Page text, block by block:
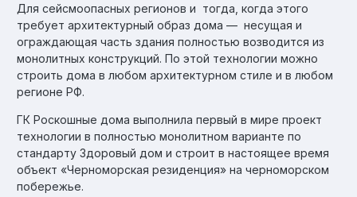
Для сейсмоопасных регионов и тогда, когда этого
требует архитектурный образ дома — несущая и
ограждающая часть здания полностью возводится из
монолитных конструкций. По этой технологии можно
строить дома в любом архитектурном стиле и в любом
регионе РФ.
ГК Роскошные дома выполнила первый в мире проект
технологии в полностью монолитном варианте по
стандарту Здоровый дом и строит в настоящее время
объект «Черноморская резиденция» на черноморском
побережье.